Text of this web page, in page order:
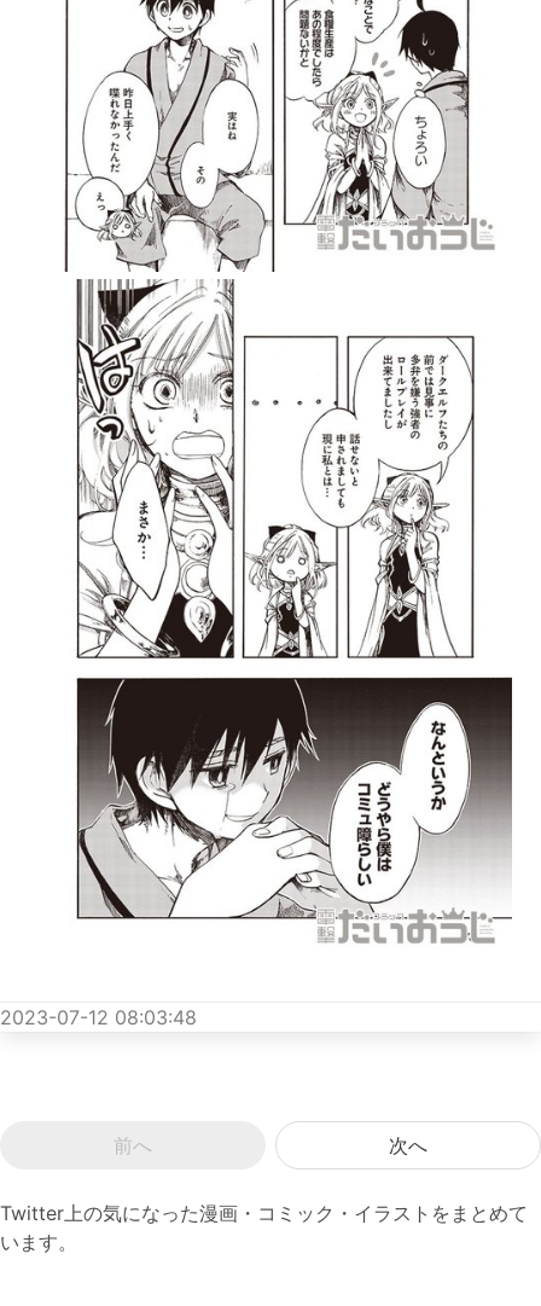
2023-07-12 08:03:48
前へ 次へ
Twitter上の気になった漫画・コミック・イラストをまとめて
います。